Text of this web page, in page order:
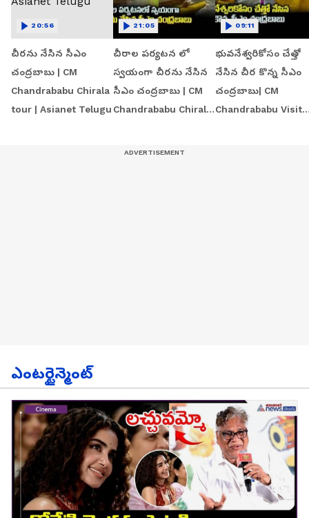
చీరను నేసిన సీఎం
చంద్రబాబు | CM
Chandrababu Chirala
tour | Asianet Telugu
20:56
చీరాల పర్యటన లో
స్వయంగా చీరను నేసిన
సీఎం చంద్రబాబు | CM
Chandrababu Chirala
21:05
భువనేశ్వరికోసం చేత్తో
నేసిన చీర కొన్న సీఎం
చంద్రబాబు| CM
Chandrababu Visit
09:11
ఎంటర్టైన్మెంట్